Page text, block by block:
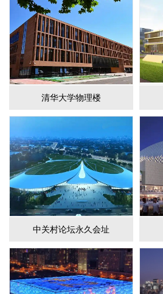
清华大学物理楼
中关村论坛永久会址